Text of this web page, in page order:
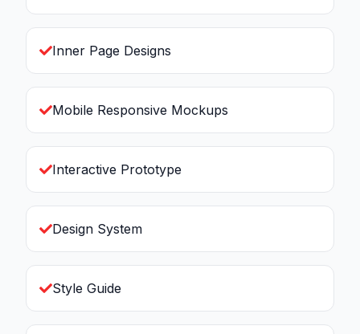
Inner Page Designs
Mobile Responsive Mockups
Interactive Prototype
Design System
Style Guide